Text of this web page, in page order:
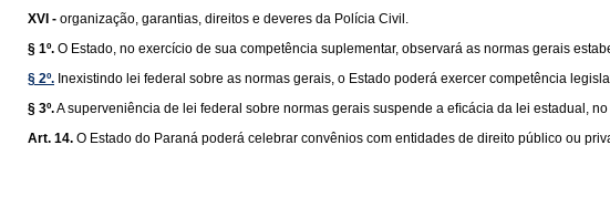
XVI - organização, garantias, direitos e deveres da Polícia Civil.
§ 1º. O Estado, no exercício de sua competência suplementar, observará as normas gerais
§ 2º. Inexistindo lei federal sobre as normas gerais, o Estado poderá exercer competência
§ 3º.A superveniência de lei federal sobre normas gerais suspende a eﬁcácia da lei estadual,
Art. 14. O Estado do Paraná poderá celebrar convênios com entidades de direito público ou